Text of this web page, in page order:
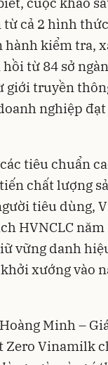
từ cả 2 hình
hành kiểm tra,
từ 84 sở
giới truyền
nghiệp
tiêu chuẩn
chất lượng
tiêu dùng,
HVNCLC năm
vững danh
xướng vào
Minh –
Zero Vinamilk